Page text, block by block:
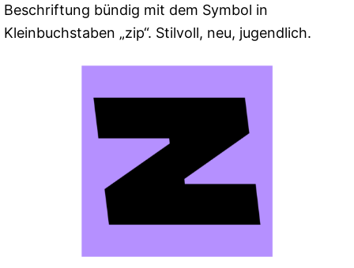
Beschriftung bündig mit dem Symbol in
Kleinbuchstaben „zip“. Stilvoll, neu, jugendlich.